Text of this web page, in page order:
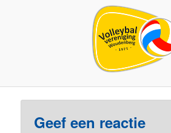
Geef een reactie